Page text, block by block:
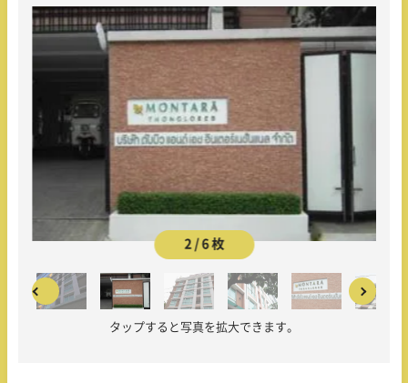
2 / 6 枚
タップすると写真を拡大できます。